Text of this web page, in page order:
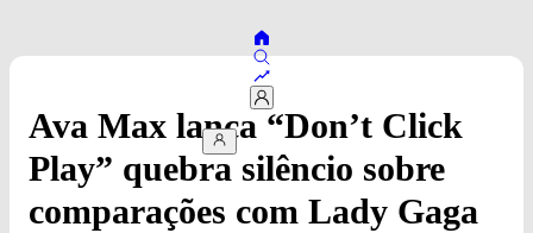
Ava Max lança “Don’t Click
Play” quebra silêncio sobre
comparações com Lady Gaga